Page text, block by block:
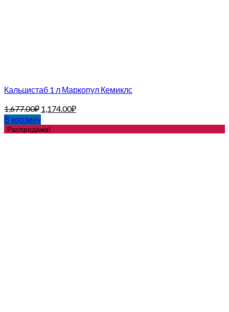
Кальцистаб 1 л Маркопул Кемиклс
1,677.00₽ 1,174.00₽
В корзину
Распродажа!